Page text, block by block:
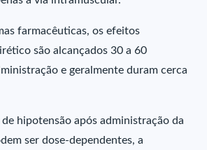
farmacêuticas, os efeitos
são alcançados 30 a 60
e geralmente duram cerca
hipotensão após administração da
ser dose-dependentes, a